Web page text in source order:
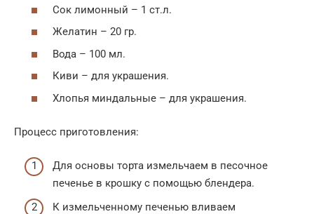
Сок лимонный – 1 ст.л.
Желатин – 20 гр.
Вода – 100 мл.
Киви – для украшения.
Хлопья миндальные – для украшения.
Процесс приготовления:
Для основы торта измельчаем в песочное
печенье в крошку с помощью блендера.
К измельченному печенью вливаем